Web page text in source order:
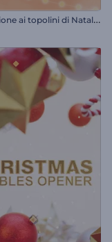
I
ntroduzione ai topolini di Natale allegri